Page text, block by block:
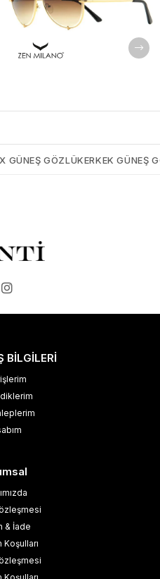
Zen-Mılano-ZM524-02-61
BİLGİLERİ
& İade
Koşulları
GÜNEŞ GÖZLÜKERKEK GÜNEŞ